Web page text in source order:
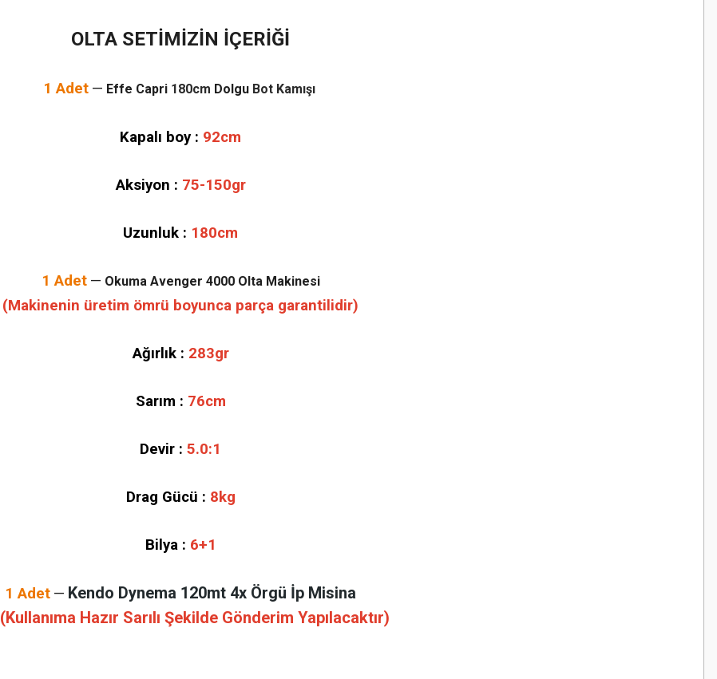
OLTA SETİMİZİN İÇERİĞİ
1 Adet — Effe Capri 180cm DolguBot Kamışı
Kapalı boy : 92cm
Aksiyon : 75-150gr
Uzunluk : 180cm
1 Adet — Okuma Avenger 4000 Olta Makinesi
(Makinenin üretim ömrü boyunca parça garantilidir)
Ağırlık : 283gr
Sarım : 76cm
Devir : 5.0:1
Drag Gücü : 8kg
Bilya : 6+1
1 Adet — Kendo Dynema 120mt 4x Örgü İp Misina
(Kullanıma Hazır Sarılı Şekilde Gönderim Yapılacaktır)